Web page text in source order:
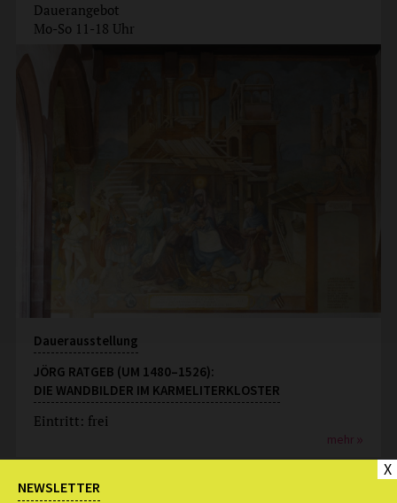
Dauerangebot
Mo-So 11-18 Uhr
Dauerausstellung
JÖRG RATGEB (UM 1480–1526):
DIE WANDBILDER IM KARMELITERKLOSTER
Eintritt: frei
mehr
Dauerangebot
X
NEWSLETTER